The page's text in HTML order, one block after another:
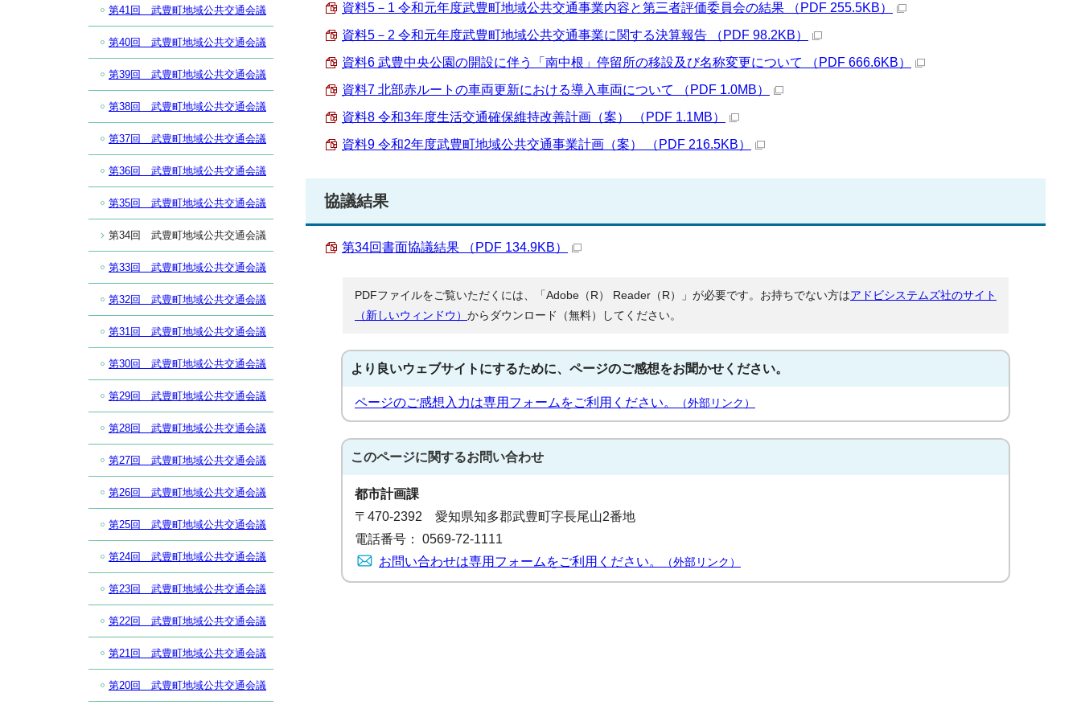
資料5－1 令和元年度武豊町地域公共交通事業内容と第三者評価委員会の結果 （PDF 255.5KB）
資料5－2 令和元年度武豊町地域公共交通事業に関する決算報告 （PDF 98.2KB）
資料6 武豊中央公園の開設に伴う「南中根」停留所の移設及び名称変更について （PDF 666.6KB）
資料7 北部赤ルートの車両更新における導入車両について （PDF 1.0MB）
資料8 令和3年度生活交通確保維持改善計画（案） （PDF 1.1MB）
資料9 令和2年度武豊町地域公共交通事業計画（案） （PDF 216.5KB）
協議結果
第34回書面協議結果 （PDF 134.9KB）
PDFファイルをご覧いただくには、「Adobe（R） Reader（R）」が必要です。お持ちでない方はアドビシステムズ社のサイト
（新しいウィンドウ） からダウンロード（無料）してください。
より良いウェブサイトにするために、ページのご感想をお聞かせください。
ページのご感想入力は専用フォームをご利用ください。 （外部リンク）
このページに関するお問い合わせ
都市計画課
〒470-2392 愛知県知多郡武豊町字長尾山2番地
電話番号： 0569-72-1111
お問い合わせは専用フォームをご利用ください。
（外部リンク）
第41回 武豊町地域公共交通会議
第40回 武豊町地域公共交通会議
第39回 武豊町地域公共交通会議
第38回 武豊町地域公共交通会議
第37回 武豊町地域公共交通会議
第36回 武豊町地域公共交通会議
第35回 武豊町地域公共交通会議
第34回 武豊町地域公共交通会議
第33回 武豊町地域公共交通会議
第32回 武豊町地域公共交通会議
第31回 武豊町地域公共交通会議
第30回 武豊町地域公共交通会議
第29回 武豊町地域公共交通会議
第28回 武豊町地域公共交通会議
第27回 武豊町地域公共交通会議
第26回 武豊町地域公共交通会議
第25回 武豊町地域公共交通会議
第24回 武豊町地域公共交通会議
第23回 武豊町地域公共交通会議
第22回 武豊町地域公共交通会議
第21回 武豊町地域公共交通会議
第20回 武豊町地域公共交通会議